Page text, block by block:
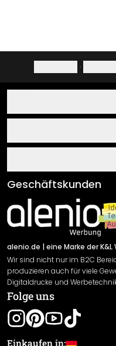
·
Über uns
Klebe- und
Newsletter An-/
Sendungsverfolgung
AGB
Impressum
Versand & Zahlung
Rücksendung
Widerrufsrecht
Datenschutzerklärung
Gewährleistung
Leistungserklärung /
Cookie Einstellungen
Geschäftskunden
alenio.de | eine Marke der
Wir sind nicht nur im B2C
produzieren auch für viele
Digitaldrucke und
Folge uns
Einkaufen in: